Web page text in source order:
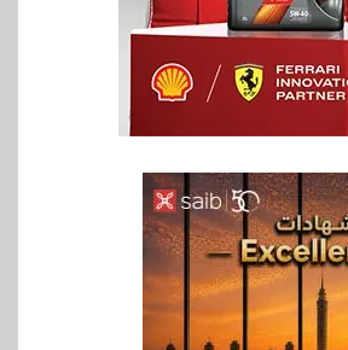
بنوك
بنك QNB مصر يعزز جاهزية
المشروعات الصغيرة والمتوسطة
للنمو والتوسع